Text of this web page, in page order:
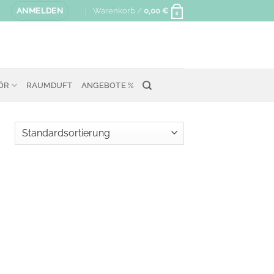
ANMELDEN Warenkorb / 0,00 € 0
RAUMDUFT ANGEBOTE %